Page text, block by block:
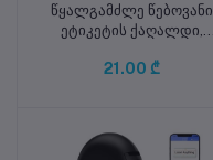
კალათაში დამატება
წყალგამძლე წებოვანი
ეტიკეტის ქაღალდი,
პრინტერისთვის,
21.00 ₾